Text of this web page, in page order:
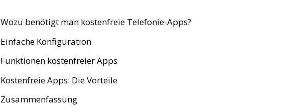
Wozu benötigt man kostenfreie Telefonie-Apps?
Einfache Konfiguration
Funktionen kostenfreier Apps
Kostenfreie Apps: Die Vorteile
Zusammenfassung